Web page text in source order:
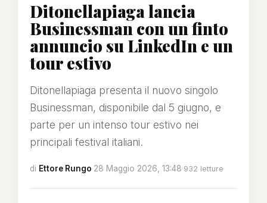
Ditonellapiaga lancia
Businessman con un finto
annuncio su LinkedIn e un
tour estivo
Ditonellapiaga presenta il nuovo singolo
Businessman, disponibile dal 5 giugno, e
parte per un intenso tour estivo nei
principali festival italiani.
di Ettore Rungo·28 Maggio 2026, 13:48·932 letture